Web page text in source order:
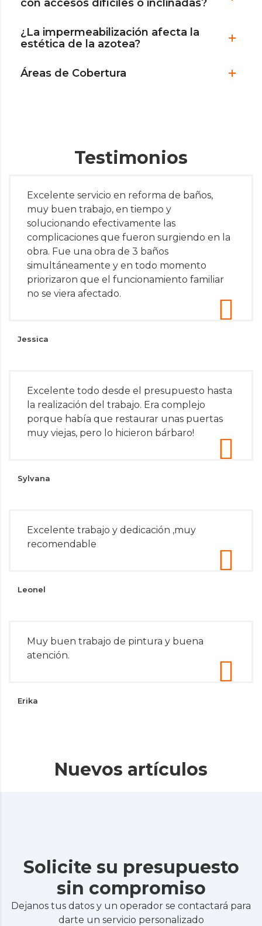
con accesos difíciles o inclinadas?
¿La impermeabilización afecta la
estética de la azotea?
Áreas de Cobertura
Testimonios
Excelente servicio en reforma de baños,
muy buen trabajo, en tiempo y
solucionando efectivamente las
complicaciones que fueron surgiendo en la
obra. Fue una obra de 3 baños
simultáneamente y en todo momento
priorizaron que el funcionamiento familiar
no se viera afectado.
Jessica
Excelente todo desde el presupuesto hasta
la realización del trabajo. Era complejo
porque había que restaurar unas puertas
muy viejas, pero lo hicieron bárbaro!
Sylvana
Excelente trabajo y dedicación ,muy
recomendable
Leonel
Muy buen trabajo de pintura y buena
atención.
Erika
Nuevos artículos
Solicite su presupuesto
sin compromiso
Dejanos tus datos y un operador se contactará para
darte un servicio personalizado